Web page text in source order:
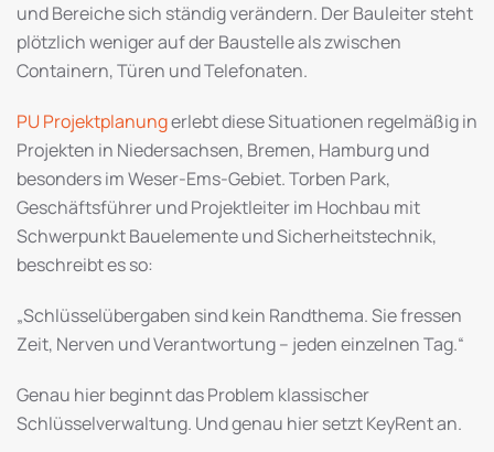
und Bereiche sich ständig verändern. Der Bauleiter steht
plötzlich weniger auf der Baustelle als zwischen
Containern, Türen und Telefonaten.
PU Projektplanungerlebt diese Situationen regelmäßig in
Projekten in Niedersachsen, Bremen, Hamburg und
besonders im Weser-Ems-Gebiet. Torben Park,
Geschäftsführer und Projektleiter im Hochbau mit
Schwerpunkt Bauelemente und Sicherheitstechnik,
beschreibt es so:
„Schlüsselübergaben sind kein Randthema. Sie fressen
Zeit, Nerven und Verantwortung – jeden einzelnen Tag.“
Genau hier beginnt das Problem klassischer
Schlüsselverwaltung. Und genau hier setzt KeyRent an.